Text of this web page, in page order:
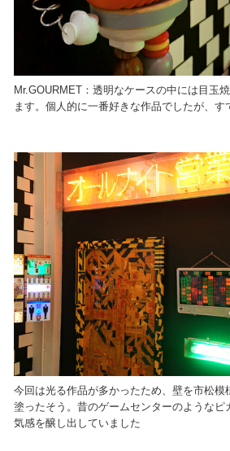
Mr.GOURMET：透明なケースの中には目玉
ます。個人的に一番好きな作品でしたが、
今回は光る作品が多かったため、壁を市松模
塗ったそう。昔のゲームセンターのようなピ
気感を醸し出していました